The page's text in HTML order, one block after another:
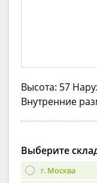
Высота: 57
Внутренние
Выберите
г. Москва